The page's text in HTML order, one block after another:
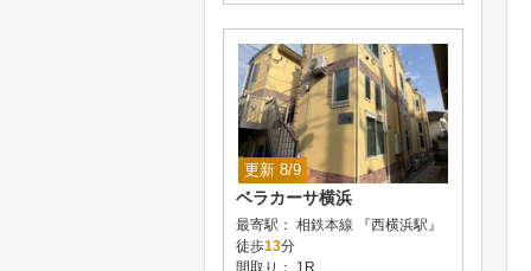
更新 8/9
ベラカーサ横浜
最寄駅： 相鉄本線 『西横浜駅』
徒歩13分
間取り： 1R